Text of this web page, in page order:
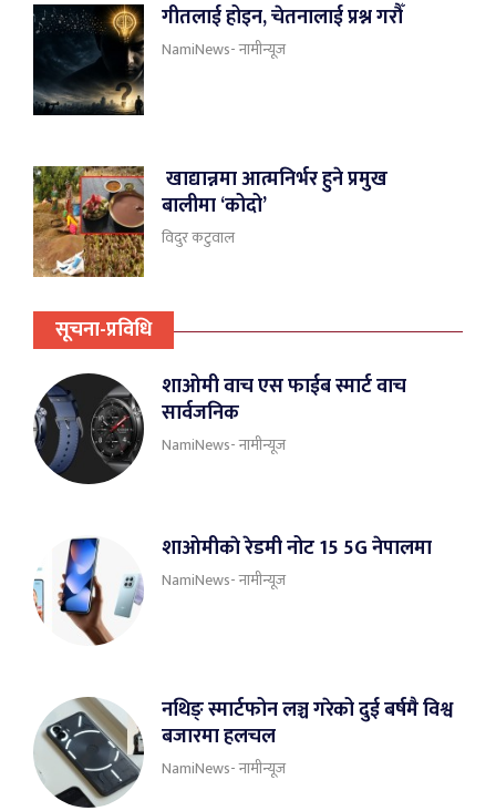
गीतलाई होइन, चेतनालाई प्रश्न गरौँ
NamiNews- नामीन्यूज
खाद्यान्नमा आत्मनिर्भर हुने प्रमुख
बालीमा ‘कोदो’
विदुर कटुवाल
सूचना-प्रविधि
शाओमी वाच एस फाईब स्मार्ट वाच
सार्वजनिक
NamiNews- नामीन्यूज
शाओमीकाे रेडमी नोट 15 5G नेपालमा
NamiNews- नामीन्यूज
नथिङ् स्मार्टफोन लञ्च गरेको दुई बर्षमै विश्व
बजारमा हलचल
NamiNews- नामीन्यूज